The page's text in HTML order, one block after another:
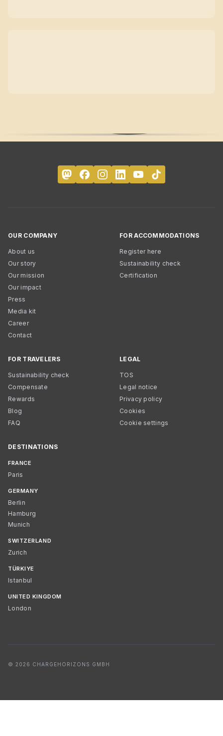
OUR COMPANY
About us
Our story
Our mission
Our impact
Press
Media kit
Career
Contact
FOR ACCOMMODATIONS
Register here
Sustainability check
Certification
FOR TRAVELERS
Sustainability check
Compensate
Rewards
Blog
FAQ
LEGAL
TOS
Legal notice
Privacy policy
Cookies
Cookie settings
DESTINATIONS
FRANCE
Paris
GERMANY
Berlin
Hamburg
Munich
SWITZERLAND
Zurich
TÜRKIYE
Istanbul
UNITED KINGDOM
London
© 2026 CHARGEHORIZONS GMBH